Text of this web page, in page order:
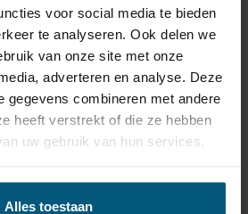
voor social media te bieden
te analyseren. Ook delen we
van onze site met onze
adverteren en analyse. Deze
gegevens combineren met andere
heeft verstrekt of die ze hebben
uw gebruik van hun services.
Alles toestaan
13 polig
Universeel met module
Zonder originele
connectoren
Nee